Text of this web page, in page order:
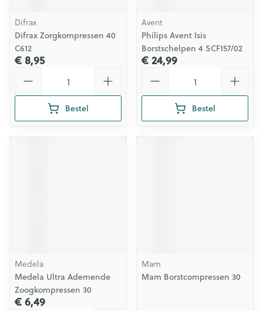
Difrax
Difrax Zorgkompressen 40
C612
€ 8,95
Bestel
Avent
Philips Avent Isis
Borstschelpen 4 SCF157/02
€ 24,99
Bestel
Medela
Medela Ultra Ademende
Zoogkompressen 30
€ 6,49
Mam
Mam Borstcompressen 30